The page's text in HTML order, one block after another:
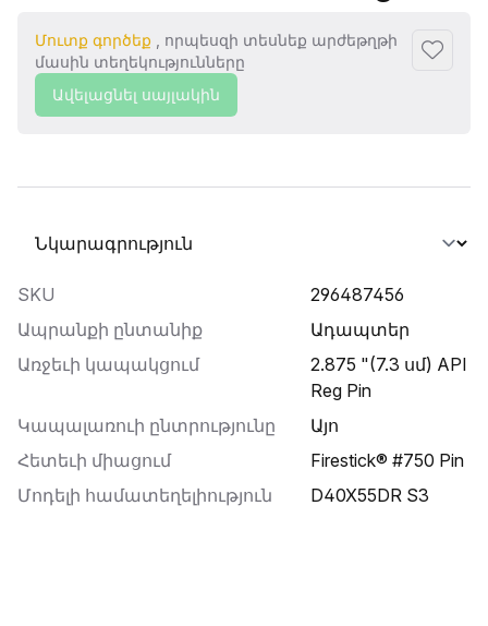
Մուտք գործեք , որպեսզի տեսնեք արժեթղթի
մասին տեղեկությունները
Ավելացնել սայլակին
Ընտրել տաբ
SKU
296487456
Ապրանքի ընտանիք
ադապտեր
Առջեւի կապակցում
2.875 "(7.3 սմ) API
Reg Pin
Կապալառուի ընտրությունը
Այո
Հետեւի միացում
Firestick® #750 Pin
Մոդելի համատեղելիություն
D40X55DR S3